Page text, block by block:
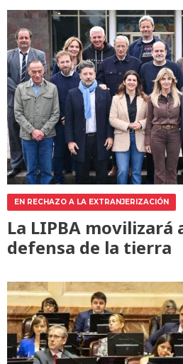
EN RECHAZO A LA EXTRANJERIZACIÓN
La LIPBA movilizará
defensa de la tierra